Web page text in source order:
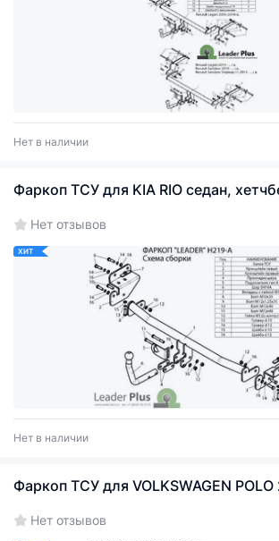
Нет в наличии
Фаркоп ТСУ для KIA RIO седан,
Нет отзывов
ХИТ
Нет в наличии
Фаркоп ТСУ для VOLKSWAGEN
Нет отзывов